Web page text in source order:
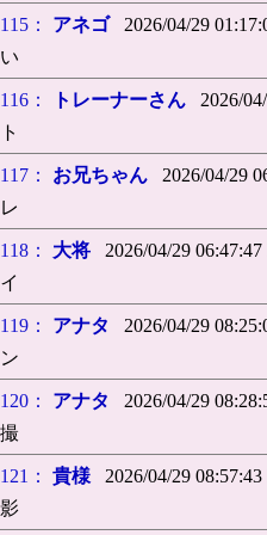
115： アネゴ2026/04/29
い
116： トレーナーさん 2026/
ト
117： お兄ちゃん 2026/04/29
レ
118： 大将 2026/04/29 06:47:47
イ
119： アナタ 2026/04/29
ン
120： アナタ 2026/04/29
撮
121： 貴様 2026/04/29 08:57:43
影